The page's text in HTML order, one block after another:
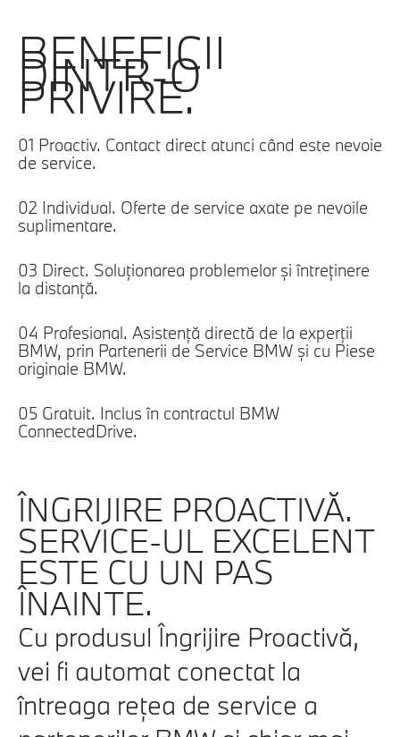
BENEFICII
DINTR-O
PRIVIRE.
01 Proactiv. Contact direct atunci când este nevoie
de service.
02 Individual. Oferte de service axate pe nevoile
suplimentare.
03 Direct. Soluţionarea problemelor şi întreţinere
la distanţă.
04 Profesional. Asistenţă directă de la experţii
BMW, prin Partenerii de Service BMW şi cu Piese
originale BMW.
05 Gratuit. Inclus în contractul BMW
ConnectedDrive.
ÎNGRIJIRE PROACTIVĂ.
SERVICE-UL EXCELENT
ESTE CU UN PAS
ÎNAINTE.
Cu produsul Îngrijire Proactivă,
vei fi automat conectat la
întreaga rețea de service a